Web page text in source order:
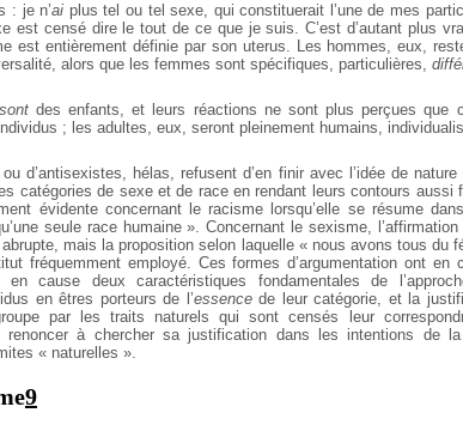
: je n’ai plus tel ou tel sexe, qui constituerait l’une de mes
est censé dire le tout de ce que je suis. C’est d’autant plus
est entièrement définie par son uterus. Les hommes, eux,
alors que les femmes sont spécifiques, particulières,
sontdes enfants, et leurs réactions ne sont plus perçues que
; les adultes, eux, seront pleinement humains,
ou d’antisexistes, hélas, refusent d’en finir avec l’idée de
catégories de sexe et de race en rendant leurs contours aussi
évidente concernant le racisme lorsqu’elle se résume
seule race humaine ». Concernant le sexisme,
mais la proposition selon laquelle « nous avons tous du
fréquemment employé. Ces formes d’argumentation ont en
en cause deux caractéristiques fondamentales de
en êtres porteurs de l’essencede leur catégorie, et la
par les traits naturels qui sont censés leur
renoncer à chercher sa justification dans les intentions de
« naturelles ».
9